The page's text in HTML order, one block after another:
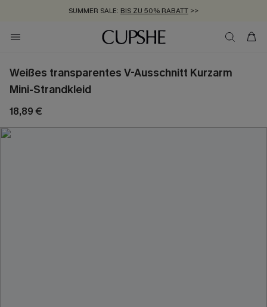
SUMMER SALE: BIS ZU 50% RABATT >>
ZUM NEWSLETTER:BIS ZU -20% EXTRA ERHALTEN
KOSTENLOSER VERSAND AB 89 €
Weißes transparentes V-Ausschnitt Kurzarm
Mini-Strandkleid
18,89 €